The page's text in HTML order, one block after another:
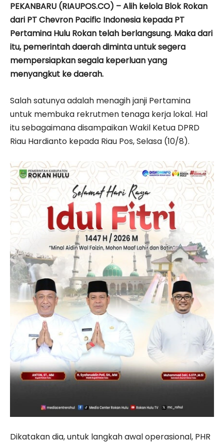
PEKANBARU (RIAUPOS.CO) – Alih kelola Blok Rokan
dari PT Chevron Pacific Indonesia kepada PT
Pertamina Hulu Rokan telah berlangsung. Maka dari
itu, pemerintah daerah diminta untuk segera
mempersiapkan segala keperluan yang
menyangkut ke daerah.
Salah satunya adalah menagih janji Pertamina
untuk membuka rekrutmen tenaga kerja lokal. Hal
itu sebagaimana disampaikan Wakil Ketua DPRD
Riau Hardianto kepada Riau Pos, Selasa (10/8).
Dikatakan dia, untuk langkah awal operasional, PHR